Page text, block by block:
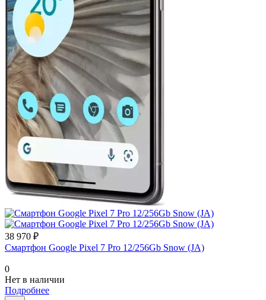
38 970 ₽
Смартфон Google Pixel 7 Pro 12/256Gb Snow (JA)
0
Нет в наличии
Подробнее